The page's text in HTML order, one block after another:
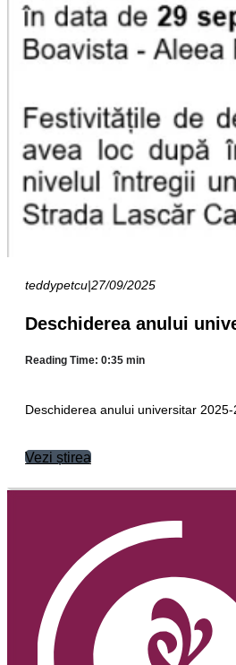
teddypetcu|27/09/2025
Deschiderea anului
Reading Time: 0:35 min
Deschiderea anului universitar
Vezi știrea